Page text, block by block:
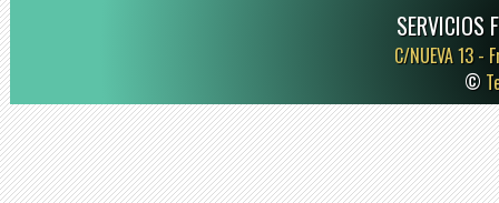
SERVICIOS
C/NUEVA 13 -
©